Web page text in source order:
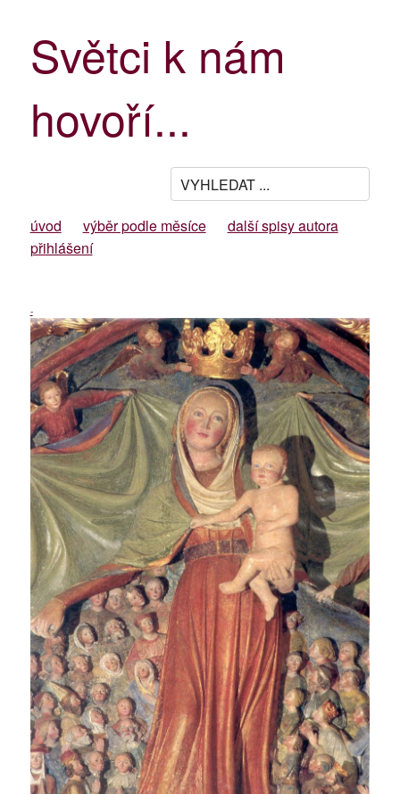
Světci k nám
hovoří...
úvod výběr podle měsíce
další spisy autora
přihlášení
-